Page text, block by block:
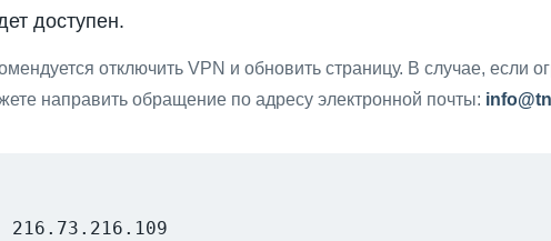
доступен.
отключить VPN и обновить страницу. В случае, если
направить обращение по адресу электронной почты:
216.73.216.109